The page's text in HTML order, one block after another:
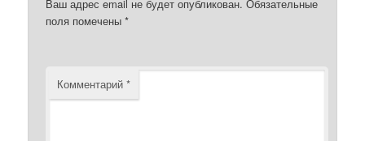
Ваш адрес email не будет опубликован. Обязательные
поля помечены*
Комментарий*